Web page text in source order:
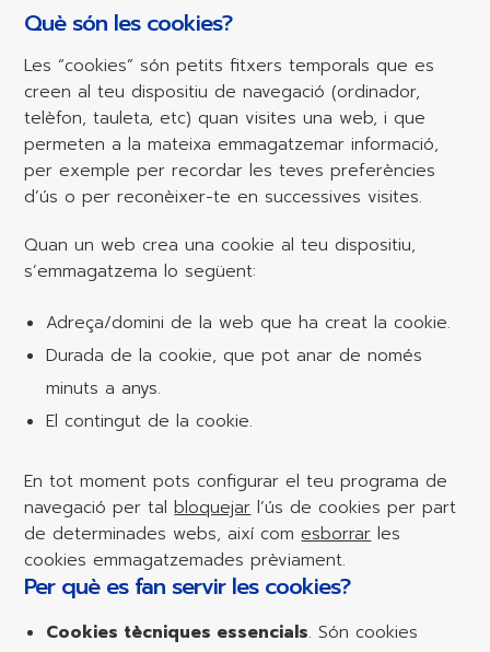
Què són les cookies?
Les “cookies” són petits fitxers temporals que es
creen al teu dispositiu de navegació (ordinador,
telèfon, tauleta, etc) quan visites una web, i que
permeten a la mateixa emmagatzemar informació,
per exemple per recordar les teves preferències
d’ús o per reconèixer-te en successives visites.
Quan un web crea una cookie al teu dispositiu,
s’emmagatzema lo següent:
Adreça/domini de la web que ha creat la cookie.
Durada de la cookie, que pot anar de només
minuts a anys.
El contingut de la cookie.
En tot moment pots configurar el teu programa de
navegació per talbloquejar l’ús de cookies per part
de determinades webs, així comesborrar les
cookies emmagatzemades prèviament.
Per què es fan servir les cookies?
Cookies tècniques essencials. Són cookies